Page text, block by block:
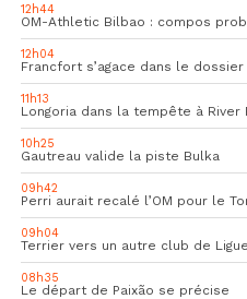
12h44
12h04
Francfort s’agace dans le dossier
11h13
Longoria dans la tempête à River
10h25
Gautreau valide la piste Bulka
09h42
Perri aurait recalé l’OM pour le
09h04
Terrier vers un autre club de Ligue
08h35
Le départ de Paixão se précise